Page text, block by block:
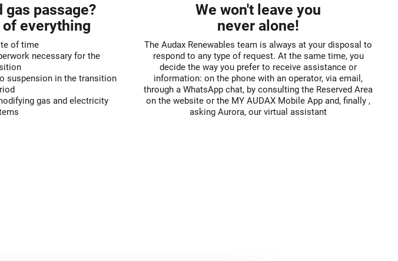
passage?
of everything
of time
necessary for the
suspension in the transition
gas and electricity
We won't leave you
never alone!
The Audax Renewables team is always at your disposal to
respond to any type of request. At the same time, you
decide the way you prefer to receive assistance or
information: on the phone with an operator, via email,
through a WhatsApp chat, by consulting the Reserved Area
on the website or the MY AUDAX Mobile App and, finally ,
asking Aurora, our virtual assistant